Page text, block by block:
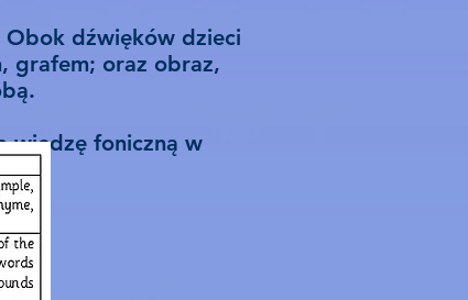
Obok dźwięków dzieci
grafem; oraz obraz,
wiedzę foniczną w